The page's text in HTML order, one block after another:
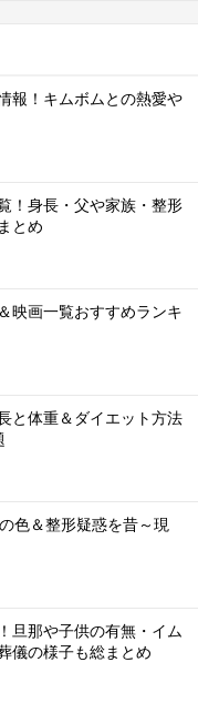
報！キムボムとの熱愛や
！身長・父や家族・整形
とめ
映画一覧おすすめランキ
と体重＆ダイエット方法
色＆整形疑惑を昔～現
旦那や子供の有無・イム
儀の様子も総まとめ